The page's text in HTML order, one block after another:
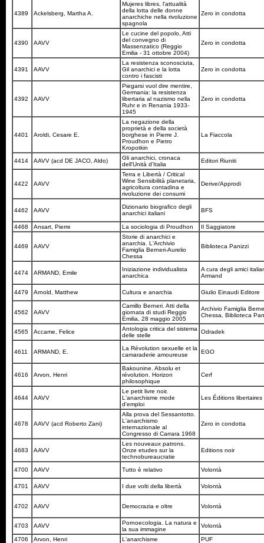
4389 Ackelsberg, Martha A.
Mujeres libres, l'attualità
della lotta delle donne
anarchiche nella rivoluzione
spagnola
Zero in condotta
4390 AAVV
Le cucine del popolo, Atti
del convegno di
Massenzatico (Reggio
Emilia - 31 ottobre 2004)
Zero in condotta
4391 AAVV
La resistenza sconosciuta,
Gil anarchici e la lotta
contro i fascisti
Zero in condotta
4392 AAVV
Piegarsi vuol dire mentire,
Germania: la resistenza
libertaria al nazismo nella
Ruhr e in Renania 1933-
1945
Zero in condotta
4401 Aroldi, Cesare E.
La negazione della
proprietà e della società
borghese in Pierre J.
Proudhon e Pietro
Kropotkin
La Fiaccola
4414 AAVV (acd DE JACO, Aldo)
Gli anarchici, cronaca
dell'Unità d'Italia
Editori Riuniti
4422 AAVV
Terra e Libertà / Critical
Wine Sensibilità planetaria,
agricoltura contadina e
rivoluzione dei consumi
Derive/Approdi
4462 AAVV
Dizionario biografico degli
anarchici italiani
BFS
4468 Ansart, Pierre La sociologia di Proudhon Il Saggiatore
4469 AAVV
Storie di anarchici e
anarchia. L'Archivio
Famiglia Berneri-Aurelio
Chessa
Biblioteca Panizzi
4474 ARMAND, Emile
Iniziazione individualista
anarchica
A cura degli amici
Armand
4479 Arnold, Matthew Cultura e anarchia Giulio Einaudi Editore
4562 AAVV
Camillo Berneri. Atti della
giornata di studi Reggio
Emilia, 28 maggio 2005
Archivio Famiglia
Chessa, Biblioteca
4565 Accame, Felice
Antologia critica del sistema
delle stelle
Odradek
4611 ARMAND, E.
La Révolution sexuelle et la
camaraderie amoureuse
EGO
4616 Arvon, Henri
Bakounine. Absolu et
révolution. Horizon
philosophique
Cerf
4644 AAVV
Le petit livre noir.
L'anarchisme mode
d'emploi
Les Éditions libertaires
4678 AAVV (acd Roberto Zani)
Alla prova del Sessantotto.
L'anarchismo
internazionale al
Congresso di Carrara 1968
Zero in condotta
4683 AAVV
Les nouveaux patrons.
Onze etudes sur la
technobureaucratie
Editions noir
4700 AAVV Tutto è relativo Volontà
4701 AAVV I due volti della libertà Volontà
4702 AAVV Democrazia e oltre Volontà
4703 AAVV
Pornoecologia. La natura e
la sua immagine
Volontà
4706 Arvon, Henri L'anarchisme PUF